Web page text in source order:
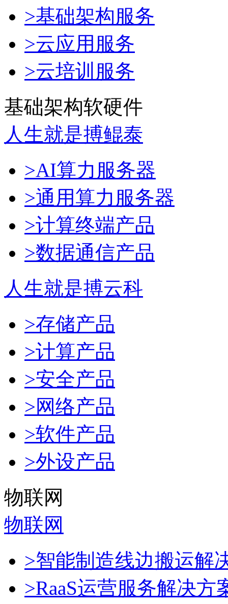
>基础架构服务
>云应用服务
>云培训服务
基础架构软硬件
人生就是搏鲲泰
>AI算力服务器
>通用算力服务器
>计算终端产品
>数据通信产品
人生就是搏云科
>存储产品
>计算产品
>安全产品
>网络产品
>软件产品
>外设产品
物联网
物联网
>智能制造线边搬运解
>RaaS运营服务解决方